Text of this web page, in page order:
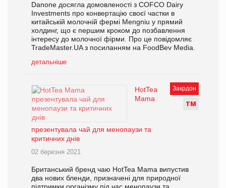
Danone досягла домовленості з COFCO Dairy
Investments про конвертацію своєї частки в
китайській молочній фермі Mengniu у прямий
холдинг, що є першим кроком до позбавлення
інтересу до молочної фірми. Про це повідомляє
TradeMaster.UA з посиланням на FoodBev Media.
детальніше
Закрдон
ТМ
HotTea
Mama
презентувала чай для менопаузи та
критичних днів
02 березня 2021
Британський бренд чаю HotTea Mama випустив
два нових бленди, призначені для природної